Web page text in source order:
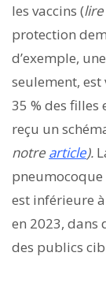
les vaccins (lire
protection
d’exemple,
seulement, est
35 % des filles
reçu un
notre article).
est inférieure
en 2023, dans
des publics